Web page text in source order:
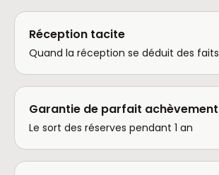
Réception tacite
Quand la réception se déduit des faits
Garantie de parfait achèvement
Le sort des réserves pendant 1 an